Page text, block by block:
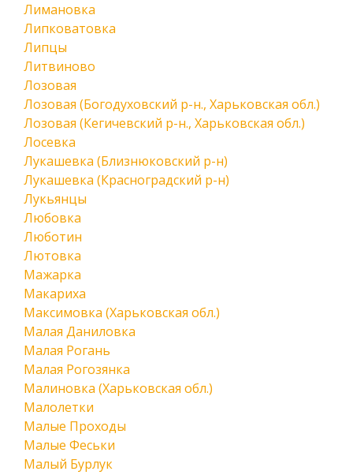
Лимановка
Липковатовка
Липцы
Литвиново
Лозовая
Лозовая (Богодуховский р-н., Харьковская обл.)
Лозовая (Кегичевский р-н., Харьковская обл.)
Лосевка
Лукашевка (Близнюковский р-н)
Лукашевка (Красноградский р-н)
Лукьянцы
Любовка
Люботин
Лютовка
Мажарка
Макариха
Максимовка (Харьковская обл.)
Малая Даниловка
Малая Рогань
Малая Рогозянка
Малиновка (Харьковская обл.)
Малолетки
Малые Проходы
Малые Феськи
Малый Бурлук